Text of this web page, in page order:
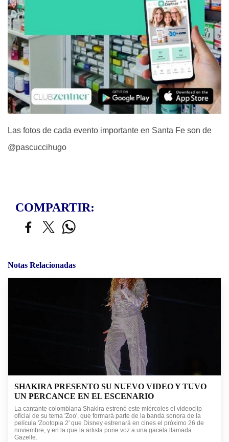
Las fotos de cada evento importante en Santa Fe son de
@pascuccihugo
COMPARTIR:
Notas Relacionadas
SHAKIRA PRESENTO SU NUEVO VIDEO Y TUVO
UN PERCANCE EN EL ESCENARIO
La cantante colombiana Shakira estrenó este miércoles el videoclip
oficial de su tema 'Zoo', que formará parte de la banda sonora de la
película 'Zootopia 2' que Disney estrenará en cines el próximo 26 de
noviembre, y en la que la artista pone voz a una gacela llamada
Gazelle.